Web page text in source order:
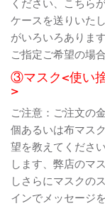
ケースを送りいた
がいろいろありま
ご指定ご希望の場
③マスク<使い
>
ご注意：ご注文の
個あるいは布マス
望を教えてくださ
します、弊店のマ
しさらにマスクの
インでメッセージ